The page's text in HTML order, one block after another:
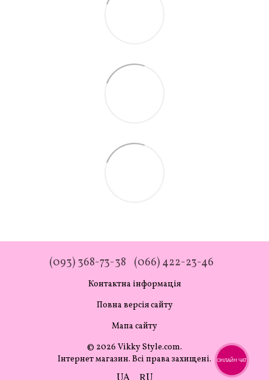
(093) 368-73-38 (066) 422-23-46
Контактна інформація
Повна версія сайту
Мапа сайту
© 2026 Vikky Style.com.
Інтернет магазин. Всі права захищені.
ОНЛАЙН ЧАТ